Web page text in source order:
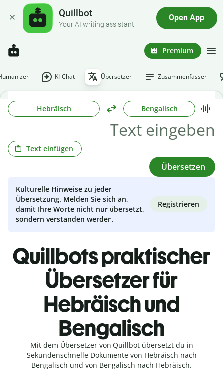
Quillbot
Your AI writing assistant
Open App
Premium
KI-Chat Übersetzer Zusammenfasser
Hebräisch Bengalisch
Text einfügen
Übersetzen
Kulturelle Hinweise zu jeder
Übersetzung. Melden Sie sich an,
damit Ihre Worte nicht nur übersetzt,
sondern verstanden werden.
Registrieren
Quillbots praktischer
Übersetzer für
Hebräisch und
Bengalisch
Mit dem Übersetzer von Quillbot übersetzt du in
Sekundenschnelle Dokumente von Hebräisch nach
Bengalisch und von Bengalisch nach Hebräisch.